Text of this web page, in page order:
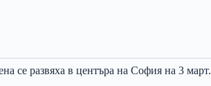
се развяха в центъра на София на 3 март.